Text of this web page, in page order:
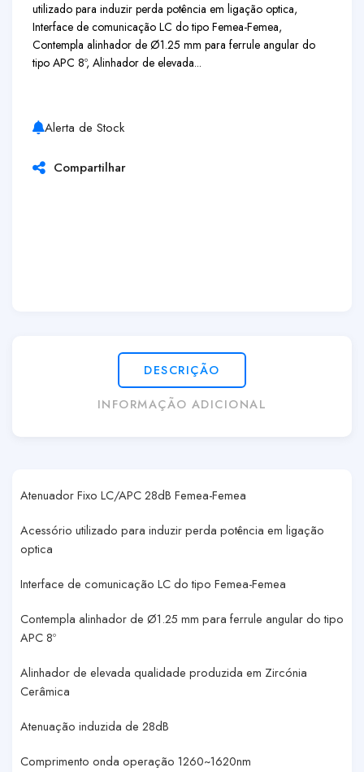
utilizado para induzir perda potência em ligação optica,
Interface de comunicação LC do tipo Femea-Femea,
Contempla alinhador de Ø1.25 mm para ferrule angular do
tipo APC 8º, Alinhador de elevada...
Alerta de Stock
Compartilhar
DESCRIÇÃO
INFORMAÇÃO ADICIONAL
Atenuador Fixo LC/APC 28dB Femea-Femea
Acessório utilizado para induzir perda potência em ligação
optica
Interface de comunicação LC do tipo Femea-Femea
Contempla alinhador de Ø1.25 mm para ferrule angular do tipo
APC 8º
Alinhador de elevada qualidade produzida em Zircónia
Cerâmica
Atenuação induzida de 28dB
Comprimento onda operação 1260~1620nm